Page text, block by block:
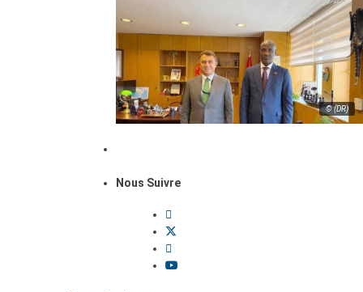
© (DR)
Nous Suivre